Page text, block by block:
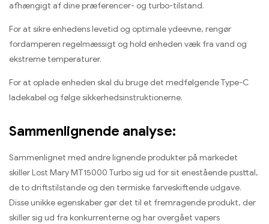
afhængigt af dine præferencer- og turbo-tilstand.
For at sikre enhedens levetid og optimale ydeevne, rengør
fordamperen regelmæssigt og hold enheden væk fra vand og
ekstreme temperaturer.
For at oplade enheden skal du bruge det medfølgende Type-C
ladekabel og følge sikkerhedsinstruktionerne.
Sammenlignende analyse:
Sammenlignet med andre lignende produkter på markedet
skiller Lost Mary MT15000 Turbo sig ud for sit enestående pusttal,
de to driftstilstande og den termiske farveskiftende udgave.
Disse unikke egenskaber gør det til et fremragende produkt, der
skiller sig ud fra konkurrenterne og har overgået vapers